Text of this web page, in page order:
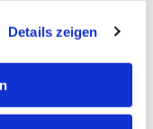
Details zeigen